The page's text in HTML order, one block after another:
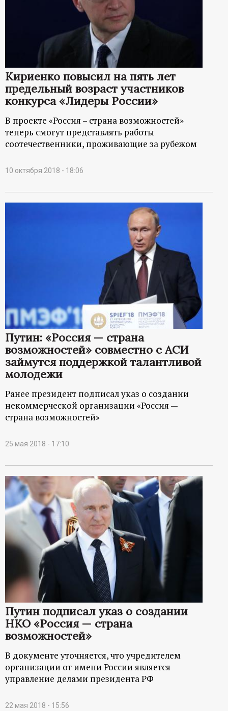
Кириенко повысил на пять лет
предельный возраст участников
конкурса «Лидеры России»
В проекте «Россия – страна возможностей»
теперь смогут представлять работы
соотечественники, проживающие за рубежом
10 октября 2018 - 18:06
Путин: «Россия — страна
возможностей» совместно с АСИ
займутся поддержкой талантливой
молодежи
Ранее президент подписал указ о создании
некоммерческой организации «Россия —
страна возможностей»
25 мая 2018 - 17:10
Путин подписал указ о создании
НКО «Россия — страна
возможностей»
В документе уточняется, что учредителем
организации от имени России является
управление делами президента РФ
22 мая 2018 - 15:56